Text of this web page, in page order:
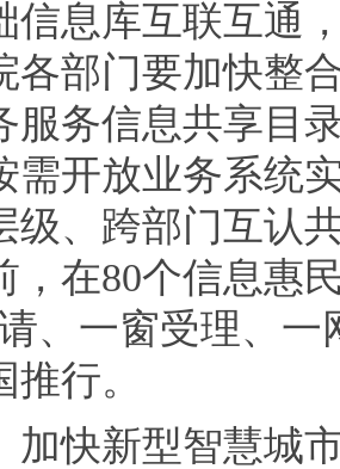
信息库互联互通
各部门要加快整
服务信息共享目
需开放业务系统
级、跨部门互认
，在80个信息惠
、一窗受理、
行。
新型智慧城市